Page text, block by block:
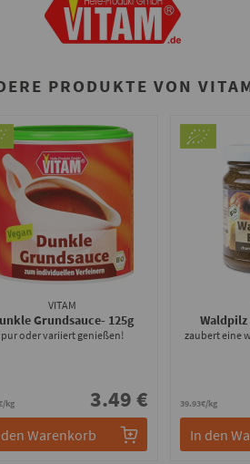
PRODUKTE VON
VITAM
Grundsauce- 125g
pur oder variiert genießen!
kg 3.49 €
Warenkorb
zaubert eine
39.93€/kg
In den